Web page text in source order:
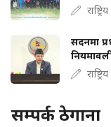
सदनमा
सम्पर्क ठेगाना